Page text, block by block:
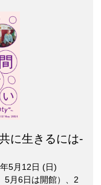
に生きるには-
5月12日 (日)
5月6日は開館）、2